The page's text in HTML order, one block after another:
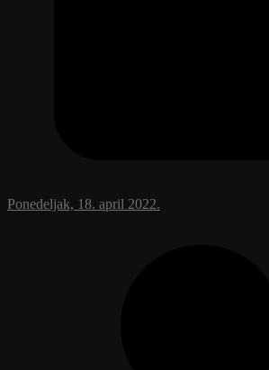
Ponedeljak, 18. april 2022.